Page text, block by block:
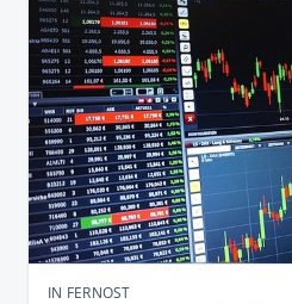
IN FERNOST